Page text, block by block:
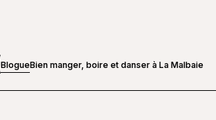
BlogueBien manger, boire et danser à La Malbaie